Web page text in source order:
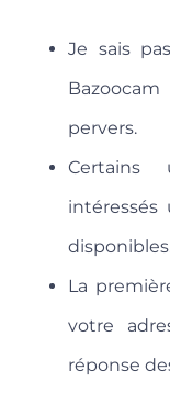
Je sais
pervers.
Certains
La
votre
réponse